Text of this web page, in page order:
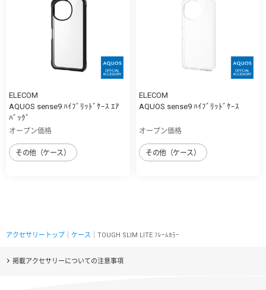
ELECOM
AQUOS sense9 ﾊｲﾌﾞﾘｯﾄﾞｹｰｽ ｴｱ
ﾊﾞｯｸﾞ
オープン価格
その他（ケース）
ELECOM
AQUOS sense9 ﾊｲﾌﾞﾘｯﾄﾞｹｰｽ
オープン価格
その他（ケース）
アクセサリートップ ケース ｜TOUGH SLIM LITE ﾌﾚｰﾑｶﾗｰ
掲載アクセサリーについての注意事項